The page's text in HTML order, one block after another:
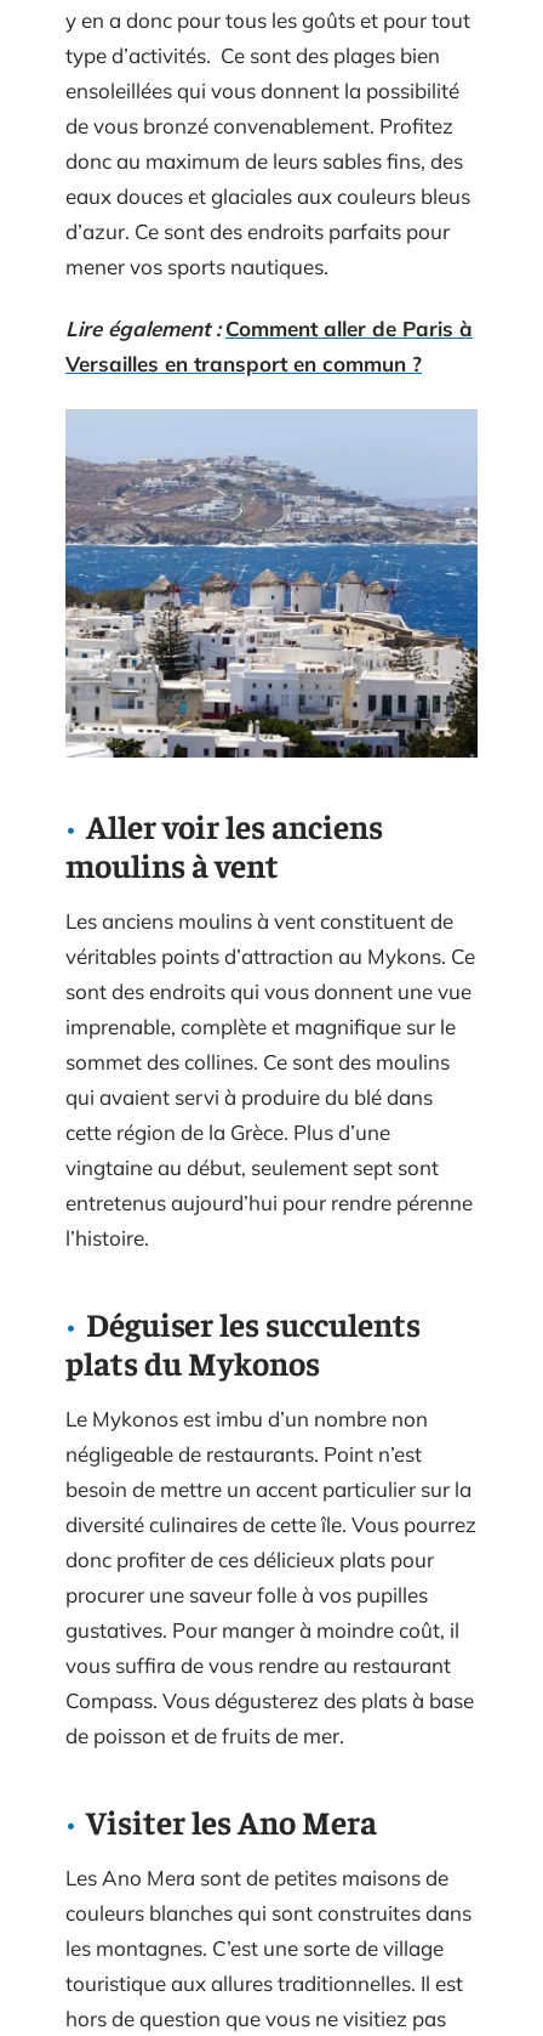
y en a donc pour tous les goûts et pour tout
type d’activités. Ce sont des plages bien
ensoleillées qui vous donnent la possibilité
de vous bronzé convenablement. Profitez
donc au maximum de leurs sables fins, des
eaux douces et glaciales aux couleurs bleus
d’azur. Ce sont des endroits parfaits pour
mener vos sports nautiques.
Lire également : Comment aller de Paris à
Versailles en transport en commun ?
Aller voir les anciens
moulins à vent
Les anciens moulins à vent constituent de
véritables points d’attraction au Mykons. Ce
sont des endroits qui vous donnent une vue
imprenable, complète et magnifique sur le
sommet des collines. Ce sont des moulins
qui avaient servi à produire du blé dans
cette région de la Grèce. Plus d’une
vingtaine au début, seulement sept sont
entretenus aujourd’hui pour rendre pérenne
l’histoire.
Déguiser les succulents
plats du Mykonos
Le Mykonos est imbu d’un nombre non
négligeable de restaurants. Point n’est
besoin de mettre un accent particulier sur la
diversité culinaires de cette île. Vous pourrez
donc profiter de ces délicieux plats pour
procurer une saveur folle à vos pupilles
gustatives. Pour manger à moindre coût, il
vous suffira de vous rendre au restaurant
Compass. Vous dégusterez des plats à base
de poisson et de fruits de mer.
Visiter les Ano Mera
Les Ano Mera sont de petites maisons de
couleurs blanches qui sont construites dans
les montagnes. C’est une sorte de village
touristique aux allures traditionnelles. Il est
hors de question que vous ne visitiez pas